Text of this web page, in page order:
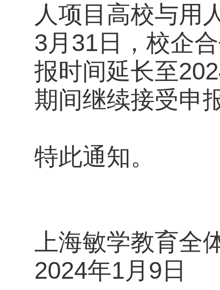
人项目高校与用
3月31日，校企
报时间延长至
期间继续接受申
特此通知。
上海敏学教育全
2024年1月9日